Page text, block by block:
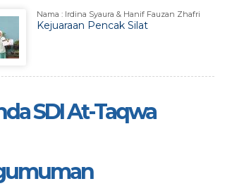
Nama : Irdina Syaura & Hanif Fauzan Zhafri
Kejuaraan Pencak Silat
SDI At-Taqwa